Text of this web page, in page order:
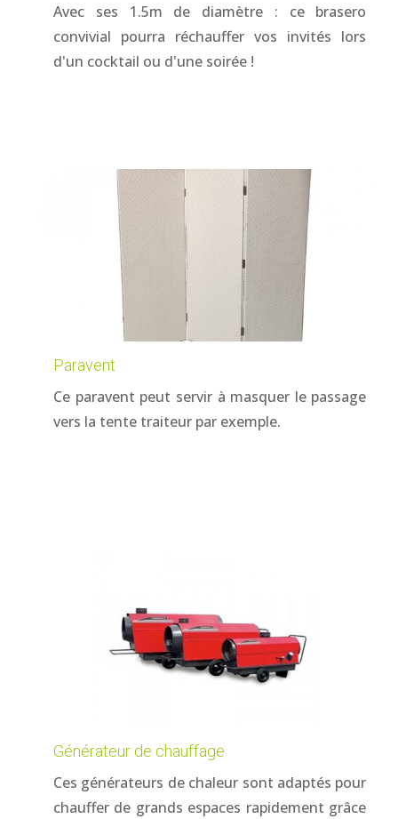
Avec ses 1.5m de diamètre : ce brasero
convivial pourra réchauffer vos invités lors
d'un cocktail ou d'une soirée !
Paravent
Ce paravent peut servir à masquer le passage
vers la tente traiteur par exemple.
Générateur de chauffage
Ces générateurs de chaleur sont adaptés pour
chauffer de grands espaces rapidement grâce